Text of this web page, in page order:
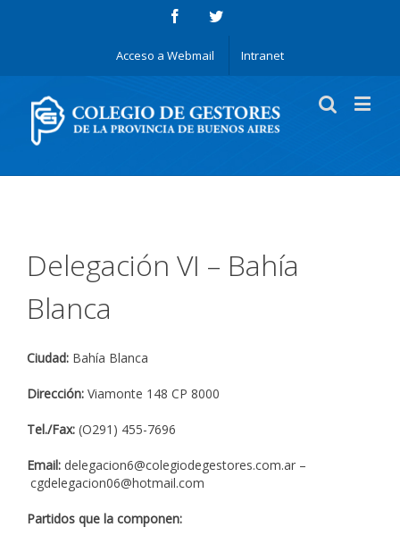
Acceso a Webmail Intranet
Delegación VI – Bahía
Blanca
Ciudad: Bahía Blanca
Dirección: Viamonte 148 CP 8000
Tel./Fax: (O291) 455-7696
Email: delegacion6@colegiodegestores.com.ar –
cgdelegacion06@hotmail.com
Partidos que la componen: